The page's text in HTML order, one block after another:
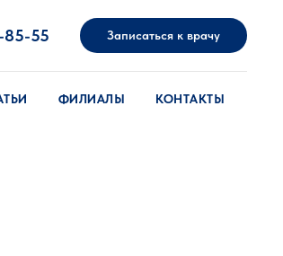
85-55 Записаться к врачу
ФИЛИАЛЫ КОНТАКТЫ